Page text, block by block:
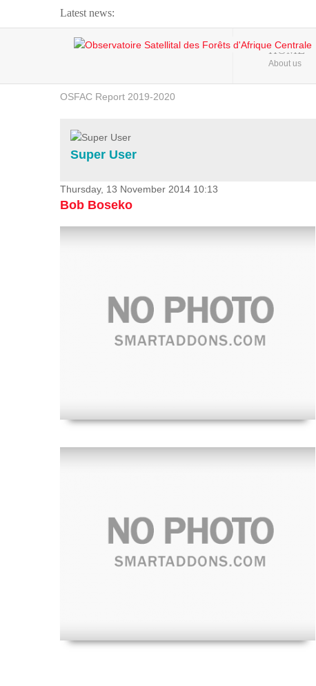
Latest news:
Webinar about Large Scale Monitoring and Land ...
OSFAC Video - Addressing climate change from the ...
OSFAC Report 2019-2020
Flooding and Erosion in Kinshasa - Open Cities ...
HOME
About us
Super User
Thursday, 13 November 2014 10:13
Bob Boseko